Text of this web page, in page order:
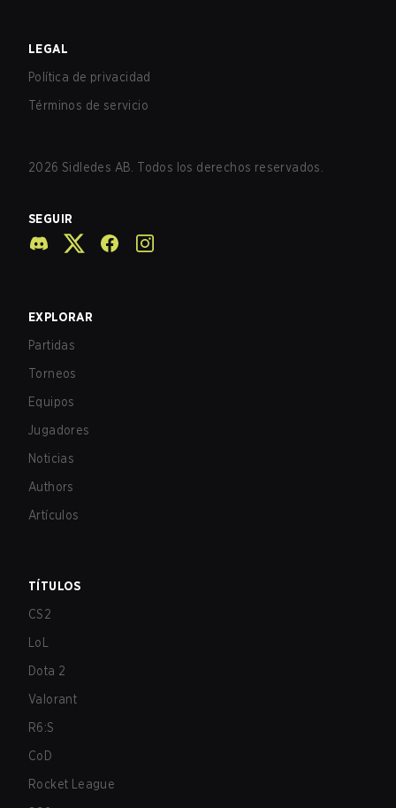
LEGAL
Política de privacidad
Términos de servicio
2026 Sidledes AB. Todos los derechos reservados.
SEGUIR
EXPLORAR
Partidas
Torneos
Equipos
Jugadores
Noticias
Authors
Artículos
TÍTULOS
CS2
LoL
Dota 2
Valorant
R6:S
CoD
Rocket League